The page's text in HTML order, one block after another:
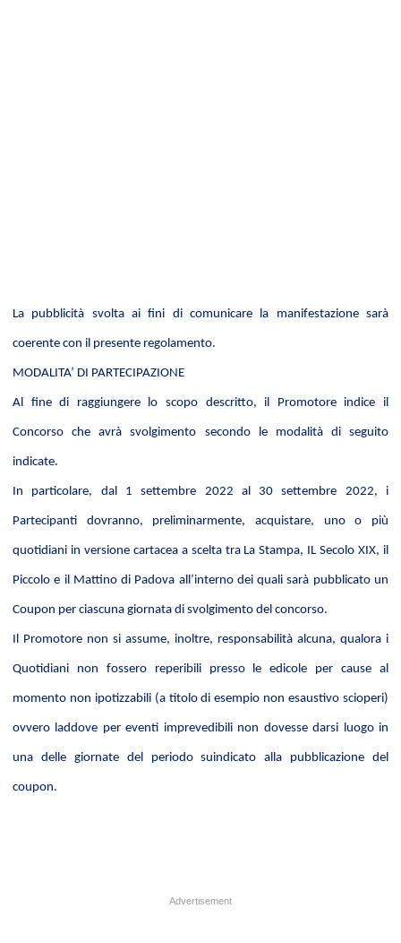
La pubblicità svolta ai fini di comunicare la manifestazione sarà
coerente con il presente regolamento.
MODALITA’ DI PARTECIPAZIONE
Al fine di raggiungere lo scopo descritto, il Promotore indice il
Concorso che avrà svolgimento secondo le modalità di seguito
indicate.
In particolare, dal 1 settembre 2022 al 30 settembre 2022, i
Partecipanti dovranno, preliminarmente, acquistare, uno o più
quotidiani in versione cartacea a scelta tra La Stampa, IL Secolo XIX, il
Piccolo e il Mattino di Padova all’interno dei quali sarà pubblicato un
Coupon per ciascuna giornata di svolgimento del concorso.
Il Promotore non si assume, inoltre, responsabilità alcuna, qualora i
Quotidiani non fossero reperibili presso le edicole per cause al
momento non ipotizzabili (a titolo di esempio non esaustivo scioperi)
ovvero laddove per eventi imprevedibili non dovesse darsi luogo in
una delle giornate del periodo suindicato alla pubblicazione del
coupon.